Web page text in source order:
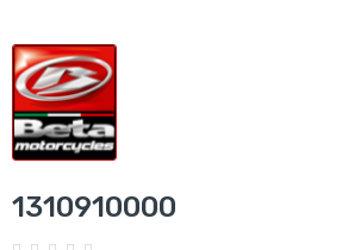
1310910000